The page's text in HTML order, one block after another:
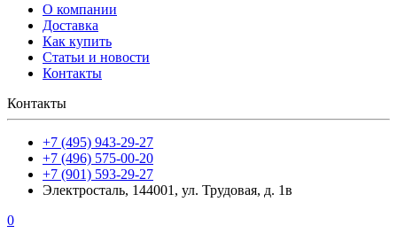
О компании
Доставка
Как купить
Статьи и новости
Контакты
Контакты
+7 (495) 943-29-27
+7 (496) 575-00-20
+7 (901) 593-29-27
Электросталь, 144001, ул. Трудовая, д. 1в
0